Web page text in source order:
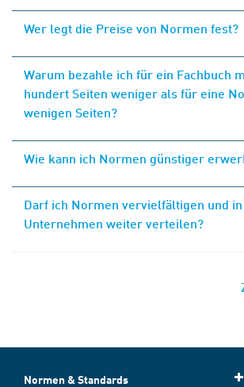
Wer legt die Preise von Normen fest?
Warum bezahle ich für ein Fachbuch
hundert Seiten weniger als für eine
wenigen Seiten?
Wie kann ich Normen günstiger
Darf ich Normen vervielfältigen und
Unternehmen weiter verteilen?
Normen & Standards